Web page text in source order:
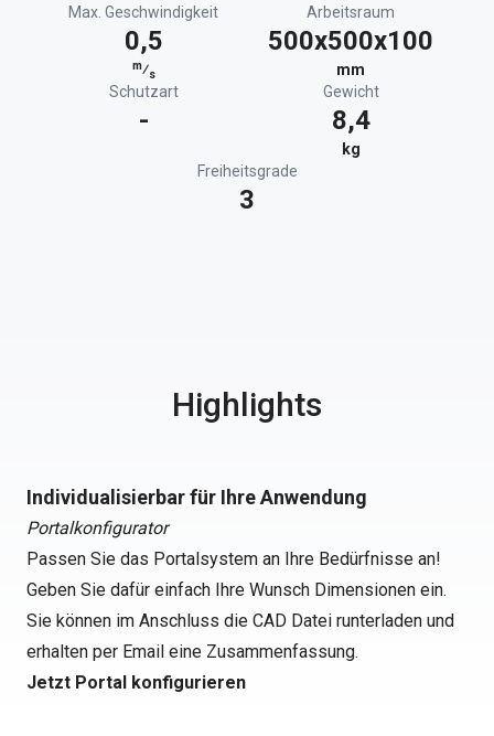
Max. Geschwindigkeit
0,5
m⁄s
Arbeitsraum
500x500x100
mm
Schutzart
-
Gewicht
8,4
kg
Freiheitsgrade
3
Highlights
Individualisierbar für Ihre Anwendung
Portalkonfigurator
Passen Sie das Portalsystem an Ihre Bedürfnisse an!
Geben Sie dafür einfach Ihre Wunsch Dimensionen ein.
Sie können im Anschluss die CAD Datei runterladen und
erhalten per Email eine Zusammenfassung.
Jetzt Portal konfigurieren